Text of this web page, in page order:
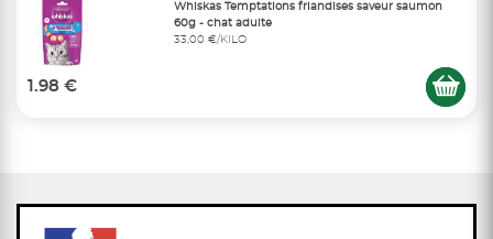
Whiskas Temptations friandises saveur saumon
60g - chat adulte
33,00 €/KILO
1.98 €